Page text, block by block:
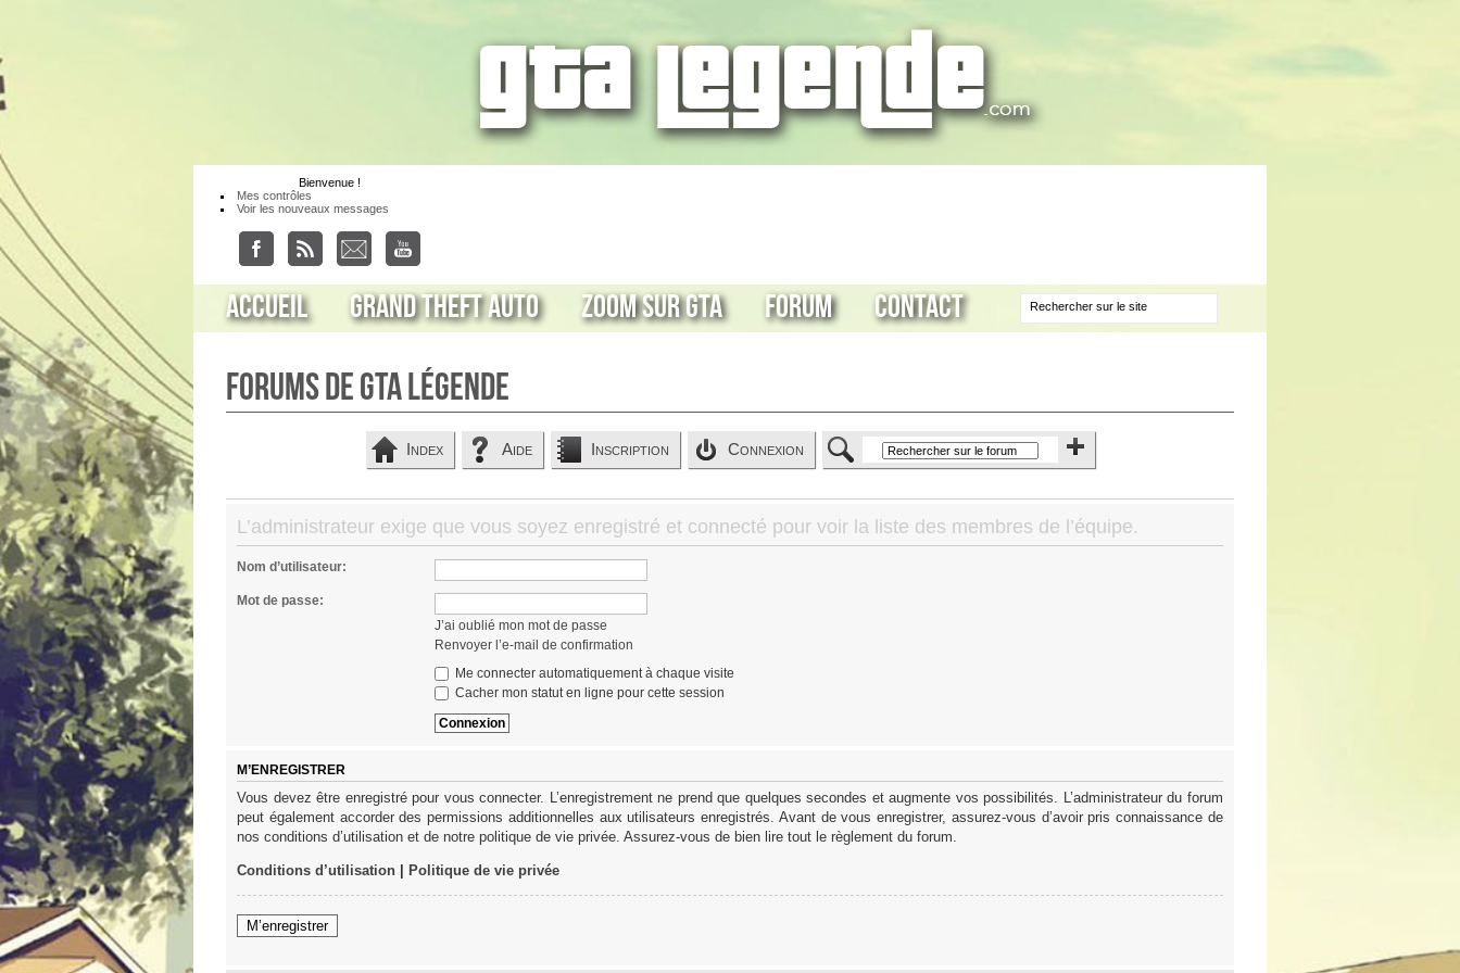
Bienvenue !
Mes contrôles
Voir les nouveaux messages
Accueil Grand Theft Auto Zoom sur GTA Forum Contact
Forums de GTA Légende
Index Aide Inscription Connexion
L’administrateur exige que vous soyez enregistré et connecté pour voir la liste des membres de l’équipe.
Nom d’utilisateur:
Mot de passe:
J’ai oublié mon mot de passe
Renvoyer l’e-mail de confirmation
Me connecter automatiquement à chaque visite
Cacher mon statut en ligne pour cette session
M’ENREGISTRER
Vous devez être enregistré pour vous connecter. L’enregistrement ne prend que quelques secondes et augmente vos possibilités. L’administrateur du forum
peut également accorder des permissions additionnelles aux utilisateurs enregistrés. Avant de vous enregistrer, assurez-vous d’avoir pris connaissance de
nos conditions d’utilisation et de notre politique de vie privée. Assurez-vous de bien lire tout le règlement du forum.
Conditions d’utilisation Politique de vie privée
M’enregistrer